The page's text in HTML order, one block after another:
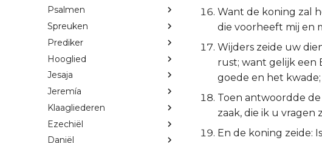
Psalmen
Spreuken
Prediker
Hooglied
Jesaja
Jeremía
Klaagliederen
Ezechiël
Daniël
Want de koning zal
die voorheeft mij en
Wijders zeide uw
rust; want gelijk een
goede en het kwade;
Toen antwoordde
zaak, die ik u vragen
En de koning zeide: